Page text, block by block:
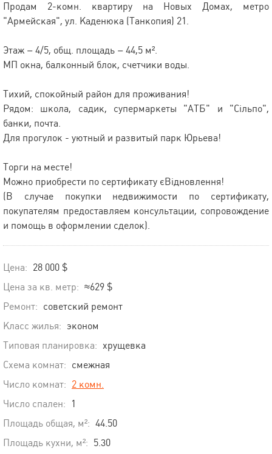
Продам 2-комн. квартиру на Новых Домах, метро
"Армейская", ул. Каденюка (Танкопия) 21.
Этаж – 4/5, общ. площадь – 44,5 м².
МП окна, балконный блок, счетчики воды.
Тихий, спокойный район для проживания!
Рядом: школа, садик, супермаркеты "АТБ" и "Сільпо",
банки, почта.
Для прогулок - уютный и развитый парк Юрьева!
Торги на месте!
Можно приобрести по сертификату єВідновлення!
(В случае покупки недвижимости по сертификату,
покупателям предоставляем консультации, сопровождение
и помощь в оформлении сделок).
Цена: 28 000 $
Цена за кв. метр: ≈629 $
Ремонт: советский ремонт
Класс жилья: эконом
Типовая планировка: хрущевка
Схема комнат: смежная
Число комнат: 2 комн.
Число спален:
1
Площадь общая, м²: 44.50
Площадь кухни, м²: 5.30